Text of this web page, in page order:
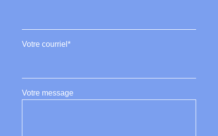
Votre courriel*
Votre message